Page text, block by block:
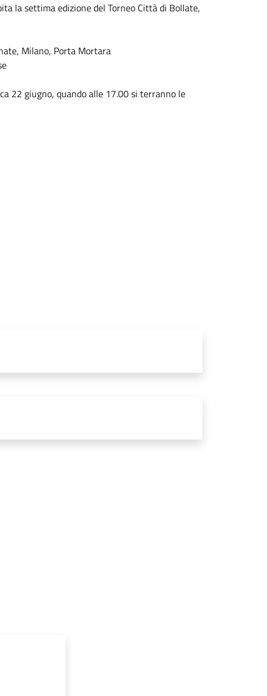
la settima edizione del Torneo Città di Bollate,
Milano, Porta Mortara
22 giugno, quando alle 17.00 si terranno le